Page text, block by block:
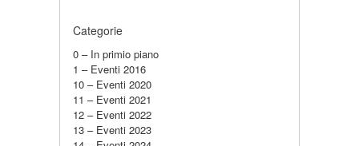
Categorie
0 – In primio piano
1 – Eventi 2016
10 – Eventi 2020
11 – Eventi 2021
12 – Eventi 2022
13 – Eventi 2023